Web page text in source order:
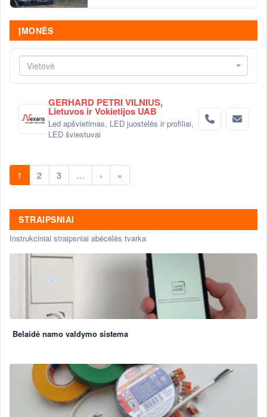
ĮMONĖS
Vietovė
GERHARD PETRI VILNIUS,
Lietuvos ir Vokietijos UAB
Led apšvietimas, LED juostelės ir profiliai,
LED šviestuvai
1 2 3 … › »
STRAIPSNIAI
Instrukciniai straipsniai abėcėlės tvarka
Belaidė namo valdymo sistema